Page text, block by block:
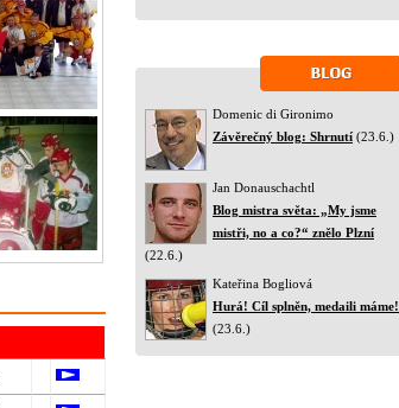
Domenic di Gironimo
Závěrečný blog: Shrnutí (23.6.)
Jan Donauschachtl
Blog mistra světa: „My jsme
mistři, no a co?“ znělo Plzní
(22.6.)
Kateřina Bogliová
Hurá! Cíl splněn, medaili máme!
(23.6.)